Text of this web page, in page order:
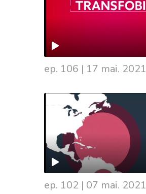
ep. 106 | 17 mai. 2021
ep. 102 | 07 mai. 2021